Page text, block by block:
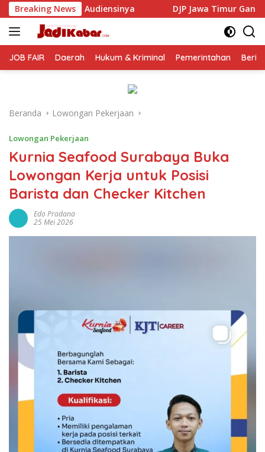
Langsung
ke
konten
Breaking NewsDJP Jawa Timur Gandeng GP Ansor Tingkatkan
JOB FAIR Daerah Hukum & Kriminal Pemerintahan
Beranda Lowongan Pekerjaan
Lowongan Pekerjaan
Kurnia Seafood Surabaya Buka
Lowongan Kerja untuk Posisi
Barista dan Checker Kitchen
Edo Pradana
25 Mei 2026